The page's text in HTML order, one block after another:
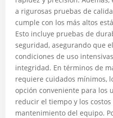
a rigurosas pruebas de
cumple con los más altos
Esto incluye pruebas de
seguridad, asegurando que
condiciones de uso
integridad. En términos de
requiere cuidados mínimos,
opción conveniente para los
reducir el tiempo y los costos
mantenimiento del equipo.